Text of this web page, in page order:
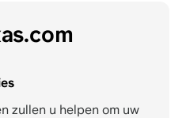
zullen u helpen om uw